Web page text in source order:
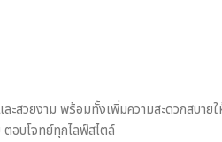
ะสวยงาม พร้อมทั้งเพิ่มความสะดวกสบ
อบโจทย์ทุกไลฟ์สไตล์